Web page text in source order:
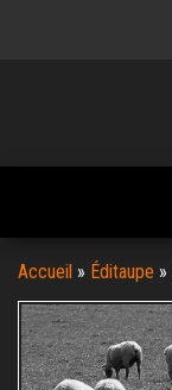
Accueil » Éditaupe »